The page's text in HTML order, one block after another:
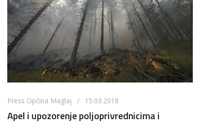
Press Općina Maglaj / 15.03.2018
Apel i upozorenje poljoprivrednicima i